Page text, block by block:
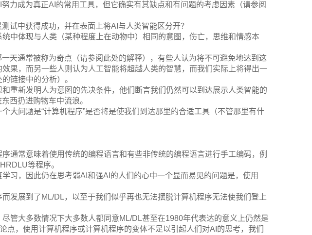
力成为真正AI的常用工具，但它确实有其缺点和有问题的考虑因素（请参阅
试中获得成功，并在表面上将AI与人类智能区分开？
中体现与人类（某种程度上在动物中）相同的意图，伤亡，思维和情感本
天通常被称为奇点（请参阅此处的解释），有些人认为将不可避免地达到这
果，而另一些人则认为人工智能将超越人类的智慧，而我们实际上将得出一
链接中的分析）。
重新发明人为意图的先决条件，他们断言我们仍然可以到达展示人类智能的
西扔进购物车中流浪。
大问题是“计算机程序”是否将是使我们到达那里的合适工具（不管那里有什
通常意味着使用传统的编程语言和有些非传统的编程语言进行手工编码，例
等程序。
习，因此仍在思考弱AI和强AI的人们的心中一个显而易见的问题是，使用
发展到了ML/DL，以至于我们似乎再也无法摆脱计算机程序无法使我们登上
管大多数情况下大多数人都同意ML/DL甚至在1980年代表达的意义上仍然是
点，使用计算机程序或计算机程序的变体不足以引起人们对AI的思考，我们